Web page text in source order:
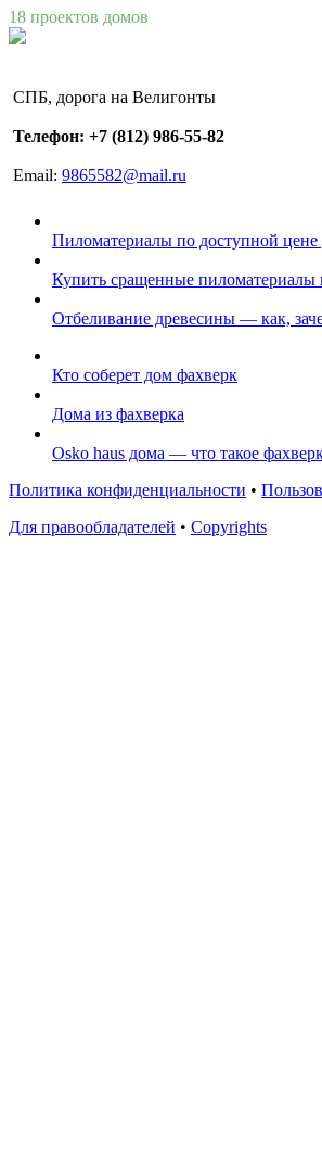
18 проектов домов
СПБ, дорога на Велигонты
Телефон: +7 (812) 986-55-82
Email: 9865582@mail.ru
Пиломатериалы по доступной цене
Купить сращенные пиломатериалы
Отбеливание древесины — как,
Кто соберет дом фахверк
Дома из фахверка
Osko haus дома — что такое
Политика конфиденциальности •
Для правообладателей • Copyrights